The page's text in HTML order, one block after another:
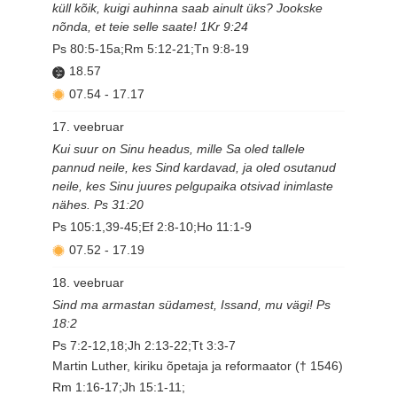
küll kõik, kuigi auhinna saab ainult üks? Jookske
nõnda, et teie selle saate! 1Kr 9:24
Ps 80:5-15a;Rm 5:12-21;Tn 9:8-19
18.57
07.54 - 17.17
17. veebruar
Kui suur on Sinu headus, mille Sa oled tallele
pannud neile, kes Sind kardavad, ja oled osutanud
neile, kes Sinu juures pelgupaika otsivad inimlaste
nähes. Ps 31:20
Ps 105:1,39-45;Ef 2:8-10;Ho 11:1-9
07.52 - 17.19
18. veebruar
Sind ma armastan südamest, Issand, mu vägi! Ps
18:2
Ps 7:2-12,18;Jh 2:13-22;Tt 3:3-7
Martin Luther, kiriku õpetaja ja reformaator († 1546)
Rm 1:16-17;Jh 15:1-11;